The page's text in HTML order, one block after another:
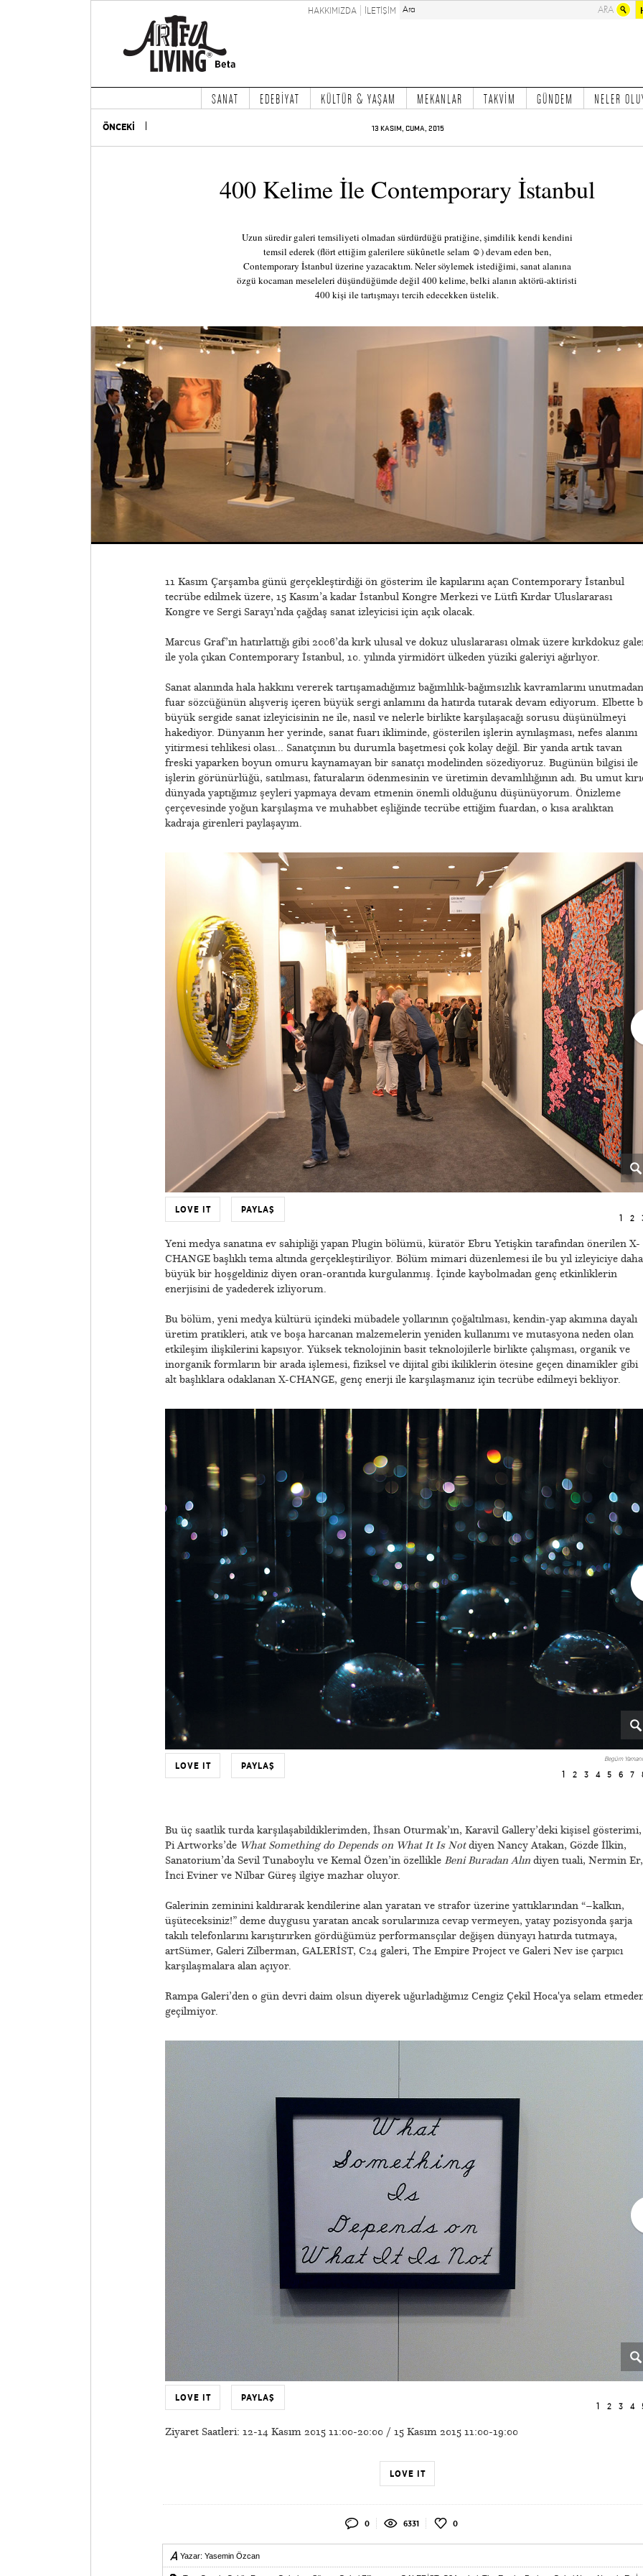
HAKKIMIZDA İLETİŞİM
SANAT EDEBİYAT KÜLTÜR & YAŞAM MEKANLAR TAKVİM GÜNDEM NELER
ÖNCEKİ 13 KASIM, CUMA, 2015
400 Kelime İle Contemporary İstanbul
Uzun süredir galeri temsiliyeti olmadan sürdürdüğü pratiğine, şimdilik kendi kendini
temsil ederek (flört ettiğim galerilere sükûnetle selam ☺) devam eden ben,
Contemporary İstanbul üzerine yazacaktım. Neler söylemek istediğimi, sanat alanına
özgü kocaman meseleleri düşündüğümde değil 400 kelime, belki alanın aktörü-aktiristi
400 kişi ile tartışmayı tercih edecekken üstelik.
11 Kasım Çarşamba günü gerçekleştirdiği ön gösterim ile kapılarını açan Contemporary İstanbul
tecrübe edilmek üzere, 15 Kasım’a kadar İstanbul Kongre Merkezi ve Lütfi Kırdar Uluslararası
Kongre ve Sergi Sarayı’nda çağdaş sanat izleyicisi için açık olacak.
Marcus Graf’ın hatırlattığı gibi 2006’da kırk ulusal ve dokuz uluslararası olmak üzere kırkdokuz
ile yola çıkan Contemporary İstanbul, 10. yılında yirmidört ülkeden yüziki galeriyi ağırlıyor.
Sanat alanında hala hakkını vererek tartışamadığımız bağımlılık-bağımsızlık kavramlarını
fuar sözcüğünün alışveriş içeren büyük sergi anlamını da hatırda tutarak devam ediyorum. Elbette
büyük sergide sanat izleyicisinin ne ile, nasıl ve nelerle birlikte karşılaşacağı sorusu düşünülmeyi
hakediyor. Dünyanın her yerinde, sanat fuarı ikliminde, gösterilen işlerin aynılaşması, nefes alanını
yitirmesi tehlikesi olası... Sanatçının bu durumla başetmesi çok kolay değil. Bir yanda artık tavan
freski yaparken boyun omuru kaynamayan bir sanatçı modelinden sözediyoruz. Bugünün bilgisi ile
işlerin görünürlüğü, satılması, faturaların ödenmesinin ve üretimin devamlılığının adı. Bu umut
dünyada yaptığımız şeyleri yapmaya devam etmenin önemli olduğunu düşünüyorum. Önizleme
çerçevesinde yoğun karşılaşma ve muhabbet eşliğinde tecrübe ettiğim fuardan, o kısa aralıktan
kadraja girenleri paylaşayım.
1 2
LOVE IT PAYLAŞ
Yeni medya sanatına ev sahipliği yapan Plugin bölümü, küratör Ebru Yetişkin tarafından önerilen X-
CHANGE başlıklı tema altında gerçekleştiriliyor. Bölüm mimari düzenlemesi ile bu yıl izleyiciye daha
büyük bir hoşgeldiniz diyen oran-orantıda kurgulanmış. İçinde kaybolmadan genç etkinliklerin
enerjisini de yadederek izliyorum.
Bu bölüm, yeni medya kültürü içindeki mübadele yollarının çoğaltılması, kendin-yap akımına dayalı
üretim pratikleri, atık ve boşa harcanan malzemelerin yeniden kullanımı ve mutasyona neden olan
etkileşim ilişkilerini kapsıyor. Yüksek teknolojinin basit teknolojilerle birlikte çalışması, organik ve
inorganik formların bir arada işlemesi, fiziksel ve dijital gibi ikiliklerin ötesine geçen dinamikler gibi
alt başlıklara odaklanan X-CHANGE, genç enerji ile karşılaşmanız için tecrübe edilmeyi bekliyor.
1 2 3 4 5 6 7
LOVE IT PAYLAŞ
Begüm
Bu üç saatlik turda karşılaşabildiklerimden, İhsan Oturmak’ın, Karavil Gallery’deki kişisel gösterimi,
Pi Artworks’de What Something do Depends on What It Is Notdiyen Nancy Atakan, Gözde İlkin,
Sanatorium’da Sevil Tunaboylu ve Kemal Özen’in özellikle Beni Buradan Alındiyen tuali, Nermin Er,
İnci Eviner ve Nilbar Güreş ilgiye mazhar oluyor.
Galerinin zeminini kaldırarak kendilerine alan yaratan ve strafor üzerine yattıklarından “–kalkın,
üşüteceksiniz!” deme duygusu yaratan ancak sorularınıza cevap vermeyen, yatay pozisyonda şarja
takılı telefonlarını karıştırırken gördüğümüz performansçılar değişen dünyayı hatırda tutmaya,
artSümer, Galeri Zilberman, GALERİST, C24 galeri, The Empire Project ve Galeri Nev ise çarpıcı
karşılaşmalara alan açıyor.
Rampa Galeri’den o gün devri daim olsun diyerek uğurladığımız Cengiz Çekil Hoca'ya selam
geçilmiyor.
1 2 3 4
LOVE IT PAYLAŞ
Ziyaret Saatleri: 12-14 Kasım 2015 11:00-20:00 / 15 Kasım 2015 11:00-19:00
LOVE IT
0 6331 0
Yazar: Yasemin Özcan